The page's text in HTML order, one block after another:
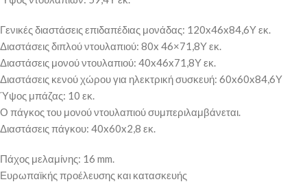
Γενικές διαστάσεις επιδαπέδιας μονάδας: 120x46x84,6Υ εκ.
Διαστάσεις διπλού ντουλαπιού: 80x 46×71,8Υ εκ.
Διαστάσεις μονού ντουλαπιού: 40x46x71,8Υ εκ.
Διαστάσεις κενού χώρου για ηλεκτρική συσκευή: 60x60x84,6Υ
Ύψος μπάζας: 10 εκ.
Ο πάγκος του μονού ντουλαπιού συμπεριλαμβάνεται.
Διαστάσεις πάγκου: 40x60x2,8 εκ.
Πάχος μελαμίνης: 16 mm.
Ευρωπαϊκής προέλευσης και κατασκευής